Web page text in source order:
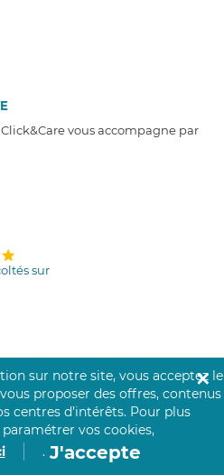
vous accompagne par
sur
sur notre site, vous acceptez le
proposer des offres, contenus
centres d’intérêts. Pour plus
vos cookies,
. J'accepte
✕